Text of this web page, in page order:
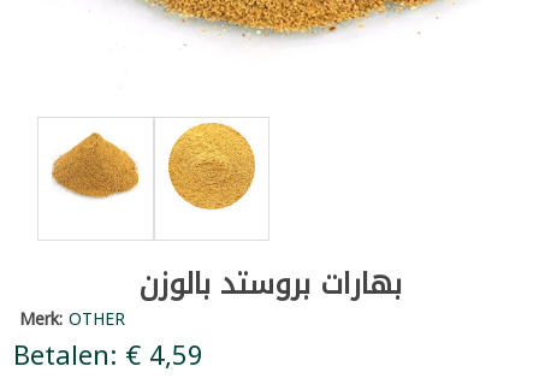
بهارات بروستد بالوزن
Merk:OTHER
Betalen: € 4,59